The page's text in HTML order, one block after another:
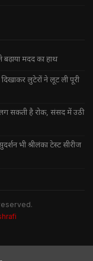
मदद का हाथ
लुटेरों ने लूट ली पूरी
सकती है रोक, संसद में उठी
भी श्रीलंका टेस्ट सीरीज